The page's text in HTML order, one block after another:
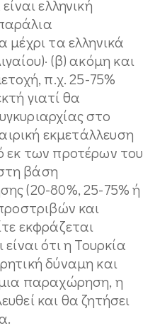
ελληνική
μέχρι τα ελληνικά
(β) ακόμη και
π.χ. 25-75%
γιατί θα
στο
εκμετάλλευση
εκ των προτέρων του
βάση
(20-80%, 25-75% ή
και
εκφράζεται
ότι η Τουρκία
δύναμη και
παραχώρηση, η
και θα ζητήσει